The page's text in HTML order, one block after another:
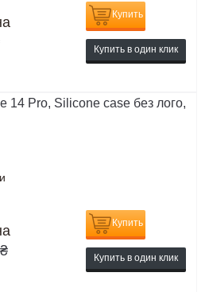
Купить
Купить в один клик
14 Pro, Silicone case без лого,
₴
Купить
Купить в один клик